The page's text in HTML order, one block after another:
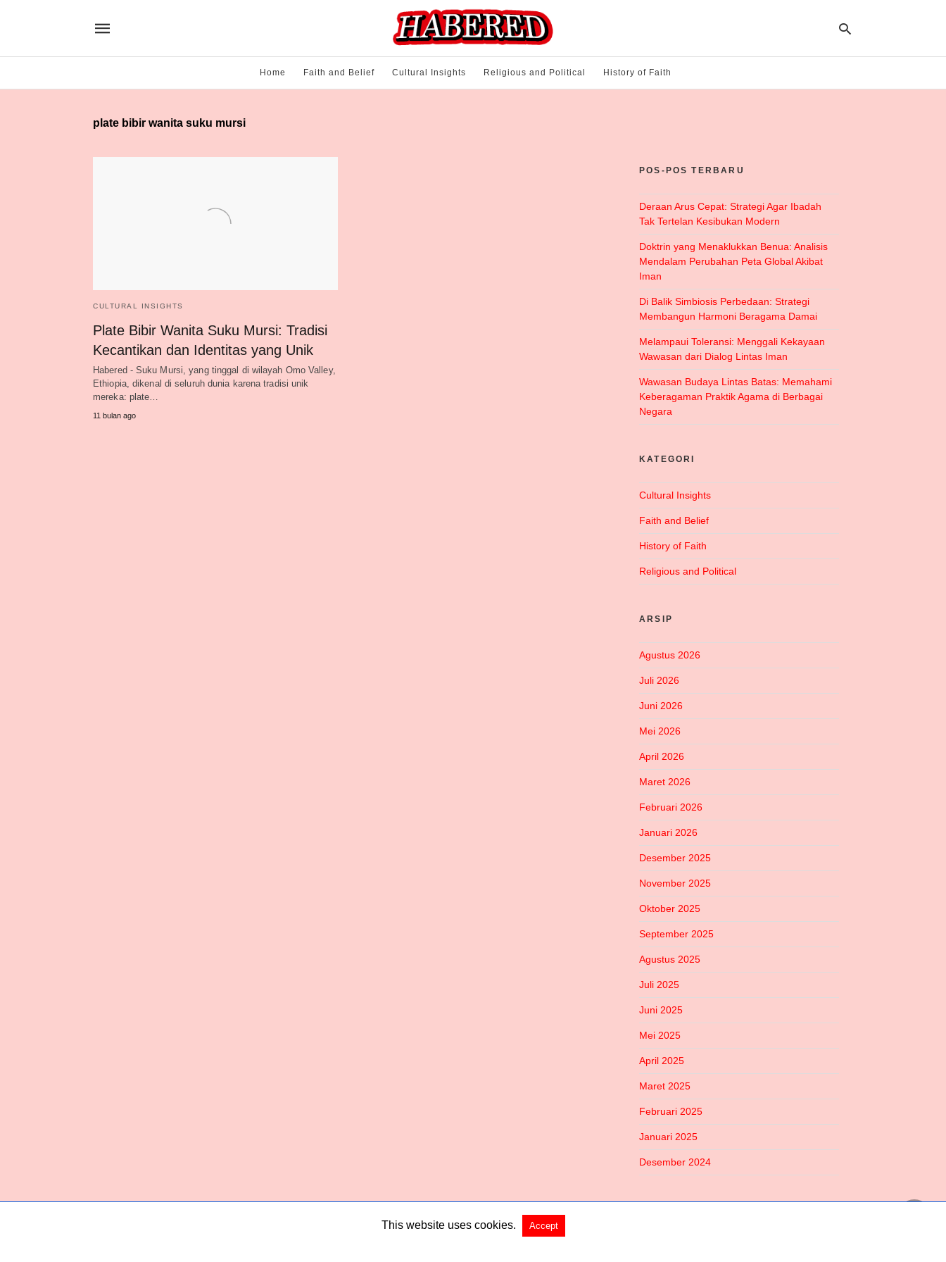
Home Faith and Belief Cultural Insights Religious and Political History of Faith
plate bibir wanita suku mursi
CULTURAL INSIGHTS
Plate Bibir Wanita Suku Mursi: Tradisi
Kecantikan dan Identitas yang Unik
Habered - Suku Mursi, yang tinggal di wilayah Omo Valley,
Ethiopia, dikenal di seluruh dunia karena tradisi unik
mereka: plate…
11 bulan ago
POS-POS TERBARU
Deraan Arus Cepat: Strategi Agar Ibadah
Tak Tertelan Kesibukan Modern
Doktrin yang Menaklukkan Benua: Analisis
Mendalam Perubahan Peta Global Akibat
Iman
Di Balik Simbiosis Perbedaan: Strategi
Membangun Harmoni Beragama Damai
Melampaui Toleransi: Menggali Kekayaan
Wawasan dari Dialog Lintas Iman
Wawasan Budaya Lintas Batas: Memahami
Keberagaman Praktik Agama di Berbagai
Negara
KATEGORI
Cultural Insights
Faith and Belief
History of Faith
Religious and Political
ARSIP
Agustus 2026
Juli 2026
Juni 2026
Mei 2026
April 2026
Maret 2026
Februari 2026
Januari 2026
Desember 2025
November 2025
Oktober 2025
September 2025
Agustus 2025
Juli 2025
Juni 2025
Mei 2025
April 2025
Maret 2025
Februari 2025
Januari 2025
Desember 2024
Copyright @ 2026 Habered All Rights Reserved
This website uses cookies. Accept